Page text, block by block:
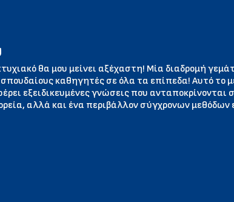
θα μου μείνει αξέχαστη! Μία διαδρομή
καθηγητές σε όλα τα επίπεδα! Αυτό το
εξειδικευμένες γνώσεις που
αλλά και ένα περιβάλλον σύγχρονων μεθόδων